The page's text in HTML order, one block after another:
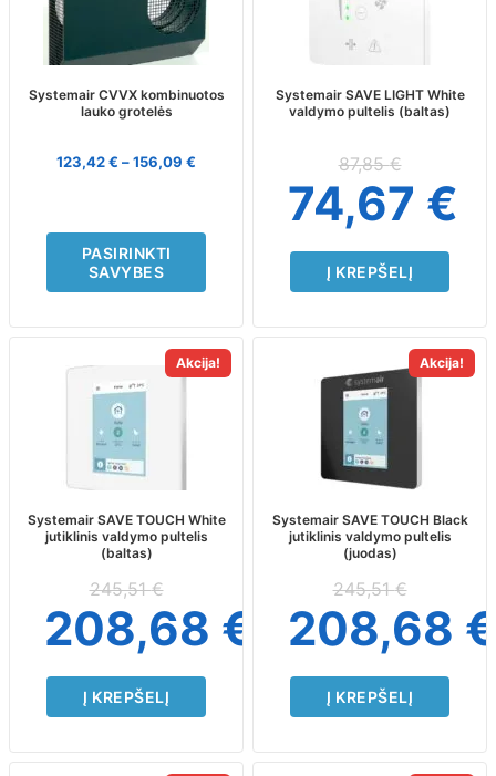
Systemair CVVX kombinuotos
lauko grotelės
123,42€ –156,09 €
PASIRINKTI
SAVYBES
multiple
variants.
The
options
may
be
on
Systemair SAVE LIGHT White
valdymo pultelis (baltas)
87,85€
74,67 €
Į KREPŠELĮ
Akcija!
Systemair SAVE TOUCH White
jutiklinis valdymo pultelis
(baltas)
245,51€
208,68 €
Į KREPŠELĮ
Akcija!
Systemair SAVE TOUCH Black
jutiklinis valdymo pultelis
(juodas)
245,51€
208,68 €
Į KREPŠELĮ